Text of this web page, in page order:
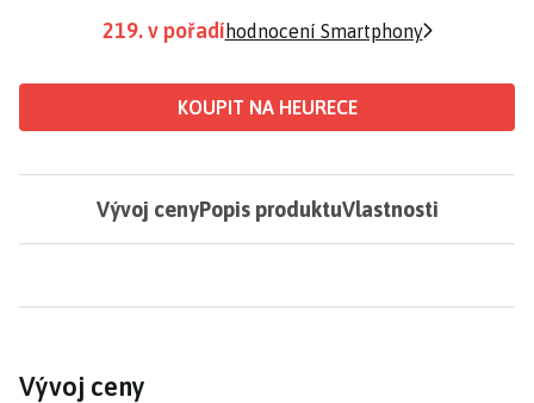
219. v pořadí hodnocení Smartphony
KOUPIT NA HEURECE
Vývoj cenyPopis produktuVlastnosti
Vývoj ceny